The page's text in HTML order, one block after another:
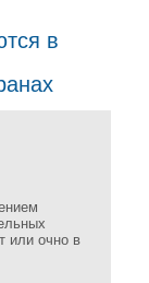
в
или очно в